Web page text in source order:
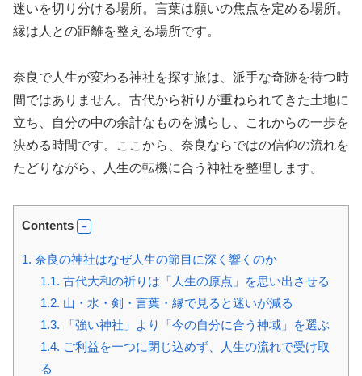
迷いを切り分ける場所。言葉は願いの焦点を定める場所。
縁は人との距離を整える場所です。
奈良で人生が変わる神社を探す旅は、派手な奇跡を待つ時
間ではありません。古代から祈りが重ねられてきた土地に
立ち、自分の中の余計なものを減らし、これからの一歩を
決める時間です。ここから、奈良ならではの信仰の流れを
たどりながら、人生の転機に合う神社を整理します。
Contents
1. 奈良の神社はなぜ人生の節目に深く響くのか
1.1. 古代大和の祈りは「人生の原点」を思い出させる
1.2. 山・水・剣・言葉・縁で見ると迷いが減る
1.3. 「強い神社」より「今の自分に合う神域」を選ぶ
1.4. ご利益を一つに閉じ込めず、人生の流れで受け取
る